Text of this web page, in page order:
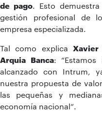
de pago . Esto
gestión profesional de
empresa especializada.
Tal como explica Xavier
Arquia Banca: “Estamos
alcanzado con Intrum,
nuestra propuesta de
las pequeñas y
economía nacional”.